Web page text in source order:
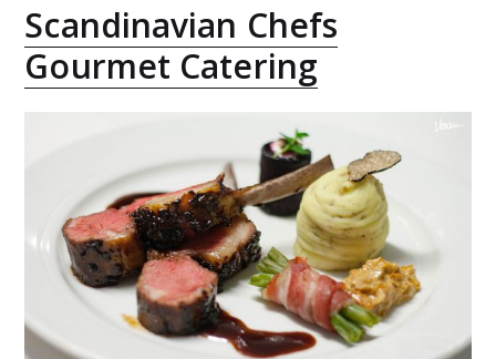
Scandinavian Chefs
Gourmet Catering